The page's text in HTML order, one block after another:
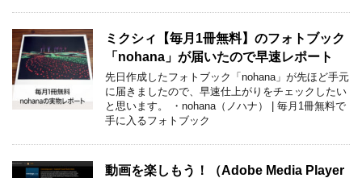
ミクシィ【毎月1冊無料】のフォトブック
「nohana」が届いたので早速レポート
先日作成したフォトブック「nohana」が先ほど手元
に届きましたので、早速仕上がりをチェックしたい
と思います。 ・nohana（ノハナ） | 毎月1冊無料で
手に入るフォトブック
動画を楽しもう！（Adobe Media Player